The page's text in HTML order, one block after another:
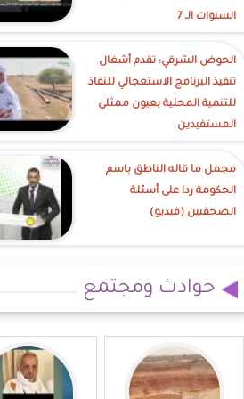
السنوات الـ 7
الحوض الشرقي: تقدم أشغال
تنفيذ البرنامج الاستعجالي للنفاذ
للتنمية المحلية بعيون ممثلي
المستفيدين
مجمل ما قاله الناطق باسم
الحكومة ردا على أسئلة
الصحفيين (فيديو)
حوادث ومجتمع